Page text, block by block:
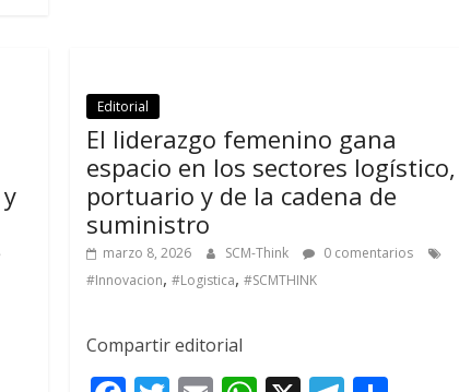
Editorial
El liderazgo femenino gana
espacio en los sectores logístico,
portuario y de la cadena de
suministro
marzo 8, 2026 SCM-Think
0 comentarios
#Innovacion,#Logistica,#SCMTHINK
Compartir editorial